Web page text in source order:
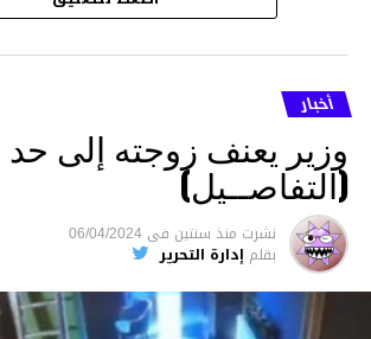
أخبار
وزير يعنف زوجته إلى
(التفاصــيل)
نشرت منذ سنتين فى 06/04/2024
بقلم إدارة التحرير